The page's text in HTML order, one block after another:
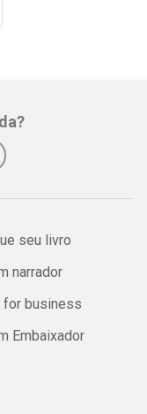
seu livro
narrador
for business
Embaixador